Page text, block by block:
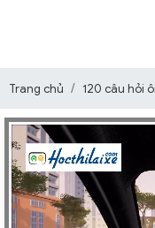
Trang chủ 120 câu hỏi